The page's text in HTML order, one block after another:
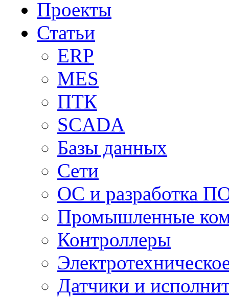
Проекты
Статьи
ERP
MES
ПТК
SCADA
Базы данных
Сети
ОС и разработка
Промышленные
Контроллеры
Датчики и